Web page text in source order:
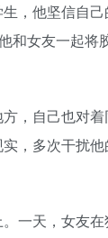
，他坚信自
和女友一起将
，自己也对
，多次干扰他
一天，女友在